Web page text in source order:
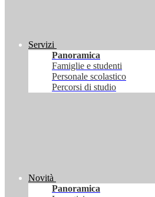
Servizi
Panoramica
Famiglie e studenti
Personale scolastico
Percorsi di studio
Novità
Panoramica